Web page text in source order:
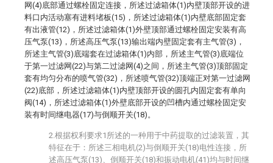
网(4)底部通过螺栓固定连接，所述过滤箱体(1)内壁顶部开设的进
料口内活动塞有进料堵板(15)，所述过滤箱体(1)内壁底部固定套
有出液管(12)，所述过滤箱体(1)外壁顶部通过螺栓固定安装有高
压气泵(13)，所述高压气泵(13)输出端内壁固定套有主气管(3)，
所述主气管(3)底端套在过滤箱体(1)内部，所述主气管(3)底端位
于第一过滤网(22)与第二过滤网(4)之间，所述主气管(3)顶部固定
套有均匀分布的喷气管(32)，所述喷气管(32)顶端正对第一过滤网
(22)底部，所述过滤箱体(1)内壁顶部开设的圆孔内固定套有单向
阀(14)，所述过滤箱体(1)外壁底部开设的凹槽内通过螺栓固定安
装有时间继电器(17)与倒顺开关(18)。
2.根据权利要求1所述的一种用于中药提取的过滤装置，其
特征在于：所述三相电机(2)与倒顺开关(18)电性连接，所
述高压气泵(13)、倒顺开关(18)和振动电机(41)均与时间继